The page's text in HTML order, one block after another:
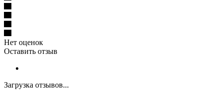
Нет оценок
Оставить отзыв
Загрузка отзывов...